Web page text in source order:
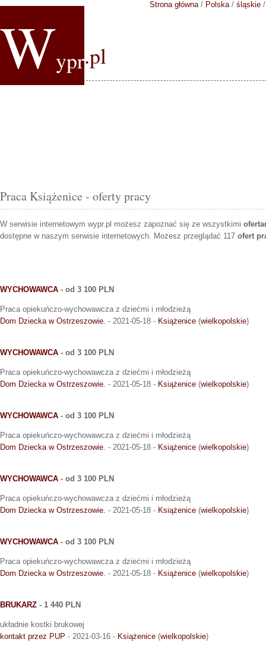
Wypr.pl
Strona główna/ Polska/ śląskie
Praca Książenice - oferty pracy
W serwisie internetowym wypr.pl możesz zapoznać się ze wszystkimi
dostępne w naszym serwisie internetowych. Możesz przeglądać 117 ofert
WYCHOWAWCA - od 3 100 PLN
Praca opiekuńczo-wychowawcza z dziećmi i młodzieżą
Dom Dziecka w Ostrzeszowie. - 2021-05-18 - Książenice (wielkopolskie)
WYCHOWAWCA - od 3 100 PLN
Praca opiekuńczo-wychowawcza z dziećmi i młodzieżą
Dom Dziecka w Ostrzeszowie. - 2021-05-18 - Książenice (wielkopolskie)
WYCHOWAWCA - od 3 100 PLN
Praca opiekuńczo-wychowawcza z dziećmi i młodzieżą
Dom Dziecka w Ostrzeszowie. - 2021-05-18 - Książenice (wielkopolskie)
WYCHOWAWCA - od 3 100 PLN
Praca opiekuńczo-wychowawcza z dziećmi i młodzieżą
Dom Dziecka w Ostrzeszowie. - 2021-05-18 - Książenice (wielkopolskie)
WYCHOWAWCA - od 3 100 PLN
Praca opiekuńczo-wychowawcza z dziećmi i młodzieżą
Dom Dziecka w Ostrzeszowie. - 2021-05-18 - Książenice (wielkopolskie)
BRUKARZ - 1 440 PLN
układnie kostki brukowej
kontakt przez PUP - 2021-03-16 - Książenice (wielkopolskie)